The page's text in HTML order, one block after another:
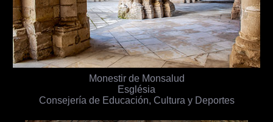
Monestir de Monsalud
Església
Consejería de Educación, Cultura y Deportes